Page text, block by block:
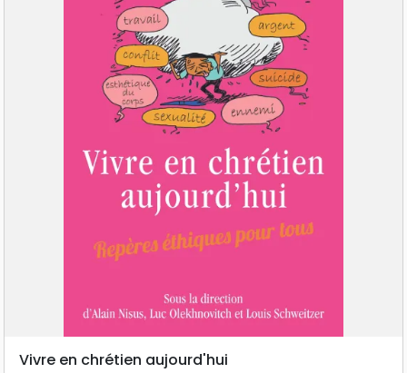
Vivre en chrétien aujourd'hui